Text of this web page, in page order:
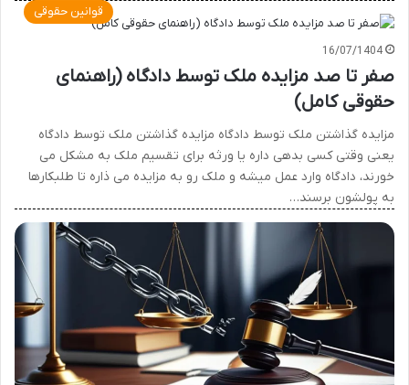
قوانین حقوقی
16/07/1404
صفر تا صد مزایده ملک توسط دادگاه (راهنمای
حقوقی کامل)
مزایده گذاشتن ملک توسط دادگاه مزایده گذاشتن ملک توسط دادگاه
یعنی وقتی کسی بدهی داره یا ورثه برای تقسیم ملک به مشکل می
خورند، دادگاه وارد عمل میشه و ملک رو به مزایده می ذاره تا طلبکارها
به پولشون برسند…